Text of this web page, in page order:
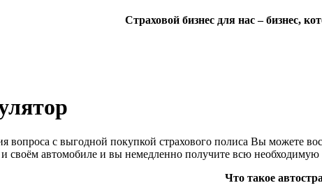
Страховой бизнес для нас – бизнес,
вопроса с выгодной покупкой страхового полиса Вы можете
своём автомобиле и вы немедленно получите всю
Что такое